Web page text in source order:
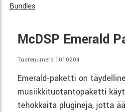
Bundles
McDSP Emerald
Tuotenumero 1010204
Emerald-paketti on
musiikkituotantopaketti
tehokkaita plugineja, jotta